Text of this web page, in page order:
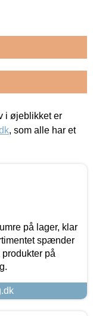
i øjeblikket er
, som alle har et
på lager, klar
spænder
på